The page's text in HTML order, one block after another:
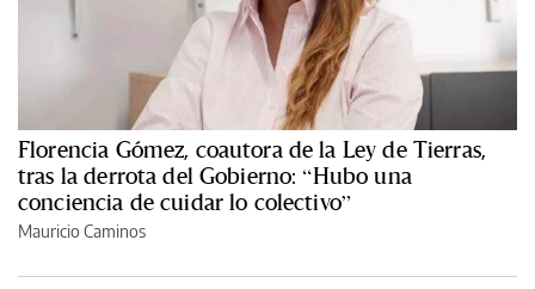
Florencia Gómez, coautora de la Ley de Tierras,
tras la derrota del Gobierno: “Hubo una
conciencia de cuidar lo colectivo”
Mauricio Caminos